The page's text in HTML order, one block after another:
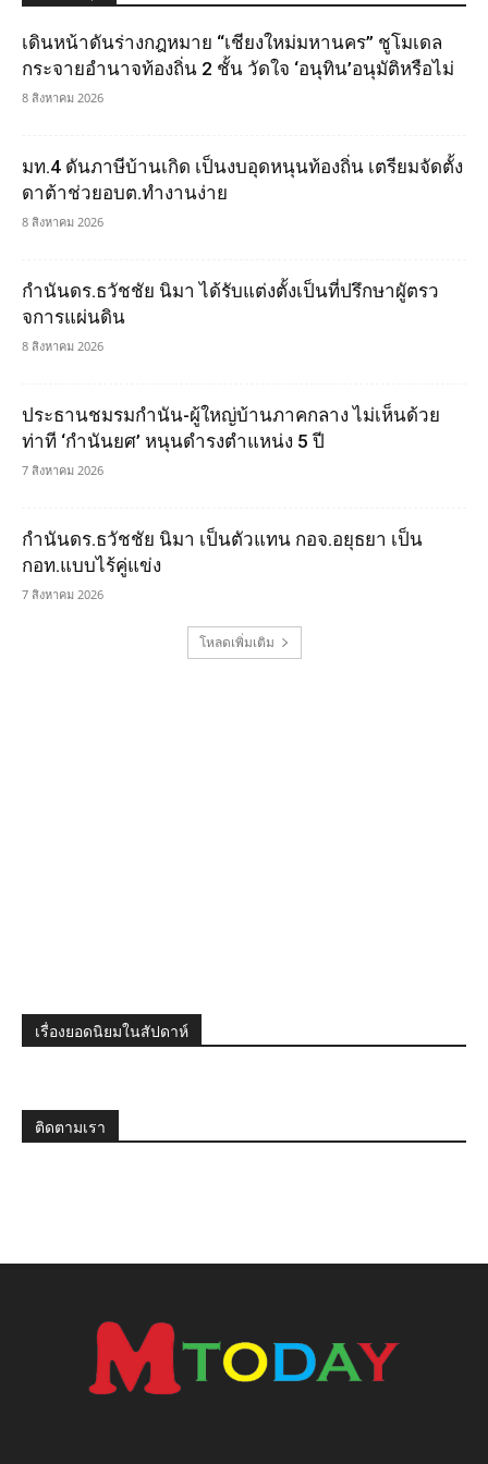
เดินหน้าดันร่างกฎหมาย “เชียงใหม่มหานคร” ชูโมเดล
กระจายอำนาจท้องถิ่น 2 ชั้น วัดใจ ‘อนุทิน’อนุมัติหรือไม่
8 สิงหาคม 2026
มท.4 ดันภาษีบ้านเกิด เป็นงบอุดหนุนท้องถิ่น เตรียมจัดตั้ง
ดาต้าช่วยอบต.ทำงานง่าย
8 สิงหาคม 2026
กำนันดร.ธวัชชัย นิมา ได้รับแต่งตั้งเป็นที่ปรึกษาผูัตรว
จการแผ่นดิน
8 สิงหาคม 2026
ประธานชมรมกำนัน-ผู้ใหญ่บ้านภาคกลาง ไม่เห็นด้วย
ท่าที ‘กำนันยศ’ หนุนดำรงตำแหน่ง 5 ปี
7 สิงหาคม 2026
กำนันดร.ธวัชชัย นิมา เป็นตัวแทน กอจ.อยุธยา เป็น
กอท.แบบไร้คู่แข่ง
7 สิงหาคม 2026
โหลดเพิ่มเติม
เรื่องยอดนิยมในสัปดาห์
ติดตามเรา